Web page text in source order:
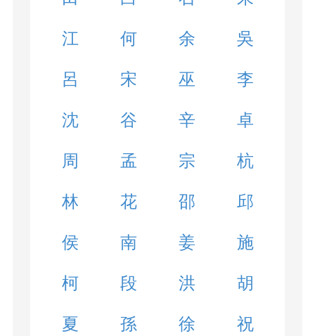
江 何 余 吳
呂 宋 巫 李
沈 谷 辛 卓
周 孟 宗 杭
林 花 邵 邱
侯 南 姜 施
柯 段 洪 胡
夏 孫 徐 祝